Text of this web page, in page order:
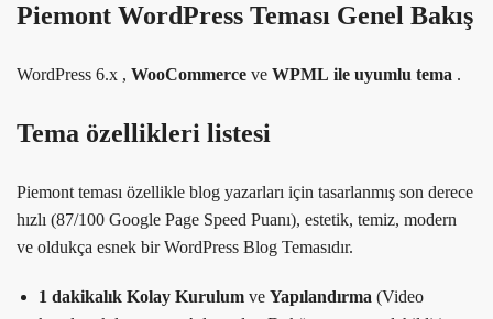
Piemont WordPress Teması Genel Bakış
WordPress 6.x , WooCommerce ve WPML ile uyumlu tema .
Tema özellikleri listesi
Piemont teması özellikle blog yazarları için tasarlanmış son derece
hızlı (87/100 Google Page Speed ​​Puanı), estetik, temiz, modern
ve oldukça esnek bir WordPress Blog Temasıdır.
1 dakikalık Kolay Kurulum ve Yapılandırma (Video